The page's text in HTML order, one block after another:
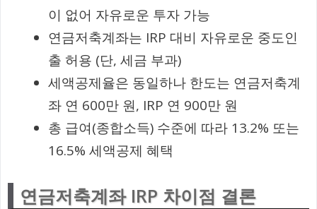
이 없어 자유로운 투자 가능
연금저축계좌는 IRP 대비 자유로운 중도인
출 허용 (단, 세금 부과)
세액공제율은 동일하나 한도는 연금저축계
좌 연 600만 원, IRP 연 900만 원
총 급여(종합소득) 수준에 따라 13.2% 또는
16.5% 세액공제 혜택
연금저축계좌 IRP 차이점 결론